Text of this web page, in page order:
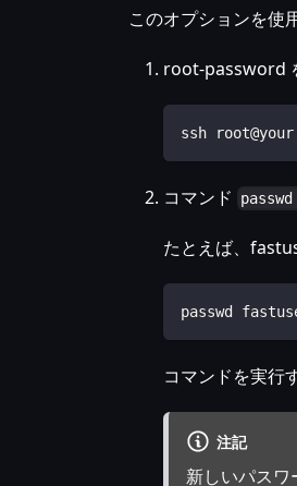
このオプションを使
root-password
ssh
コマンド
たとえば、
passwd
コマンドを実行
注記
新しいパスワ